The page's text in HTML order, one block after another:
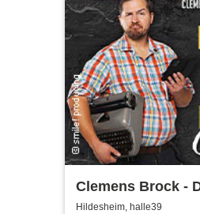
Clemens Brock -
Früher war alles
Hildesheim, halle39